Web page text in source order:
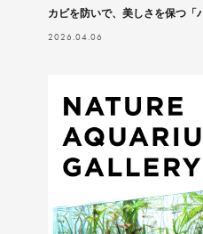
カビを防いで、美しさを保つ「
2026.04.06